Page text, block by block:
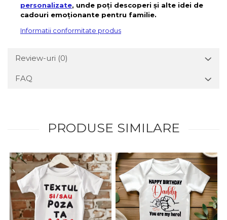
personalizate, unde poți descoperi și alte idei de
cadouri emoționante pentru familie.
Informatii conformitate produs
Review-uri (0)
FAQ
PRODUSE SIMILARE